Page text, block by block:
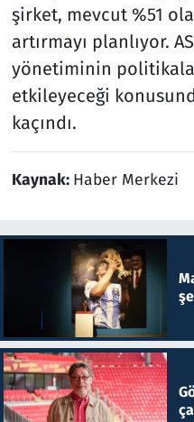
şirket, mevcut %51
artırmayı planlıyor.
yönetiminin
etkileyeceği
kaçındı.
Kaynak: Haber Merkezi